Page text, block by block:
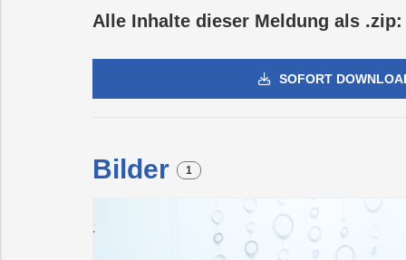
Alle Inhalte dieser Meldung als .zip:
SOFORT
Bilder 1